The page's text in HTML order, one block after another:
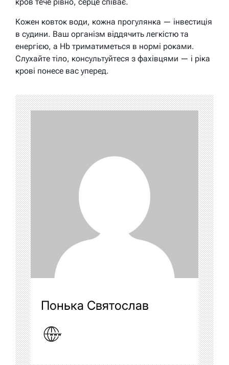
Кожен ковток води, кожна прогулянка — інвестиція
в судини. Ваш організм віддячить легкістю та
енергією, а Hb триматиметься в нормі роками.
Слухайте тіло, консультуйтеся з фахівцями — і ріка
крові понесе вас уперед.
Понька Святослав